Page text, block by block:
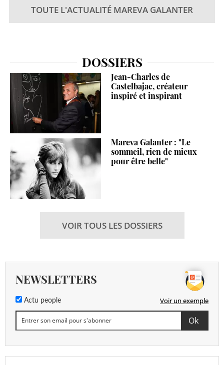
TOUTE L'ACTUALITÉ MAREVA GALANTER
DOSSIERS
Jean-Charles de
Castelbajac, créateur
inspiré et inspirant
Mareva Galanter : "Le
sommeil, rien de mieux
pour être belle"
VOIR TOUS LES DOSSIERS
NEWSLETTERS
Actu people Voir un exemple